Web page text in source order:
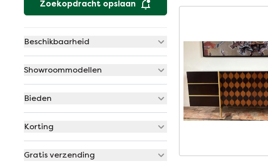
Zoekopdracht opslaan
Beschikbaarheid
Showroommodellen
Bieden
Korting
Gratis verzending